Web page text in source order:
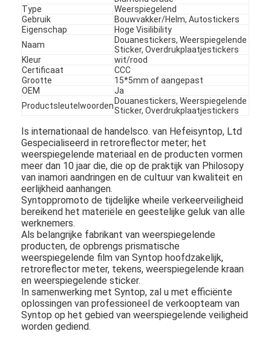
Over Ons
Fabriekstour
Kwaliteitscontrole
Neem contact met ons op
Gevallen
Retroreflector Meter
Bestrating die Retroreflectometer merken
Teken Retroreflectometer
Retro Weerspiegelende Meter
Weg die Diktemaat merken
Draagbare Retroreflectometer
Type
Weerspiegelend
Gebruik
Bouwvakker/Helm, Autostickers
Eigenschap
Hoge Visilibility
Naam
Douanestickers, Weerspiegelende
Sticker, Overdrukplaatjestickers
Kleur
wit/rood
Certificaat
CCC
Grootte
15*5mm of aangepast
OEM
Ja
Productsleutelwoorden Douanestickers, Weerspiegelende
Sticker, Overdrukplaatjestickers
Is internationaal de handelsco. van Hefeisyntop, Ltd
Gespecialiseerd in retroreflector meter; het
weerspiegelende materiaal en de producten vormen
meer dan 10 jaar die, die op de praktijk van Philosopy
van inamori aandringen en de cultuur van kwaliteit en
eerlijkheid aanhangen.
Syntoppromoto de tijdelijke wheile verkeerveiligheid
bereikend het materiële en geestelijke geluk van alle
werknemers.
Als belangrijke fabrikant van weerspiegelende
producten, de opbrengs prismatische
weerspiegelende film van Syntop hoofdzakelijk,
retroreflector meter, tekens, weerspiegelende kraan
en weerspiegelende sticker.
In samenwerking met Syntop, zal u met efficiënte
oplossingen van professioneel de verkoopteam van
Syntop op het gebied van weerspiegelende veiligheid
worden gediend.